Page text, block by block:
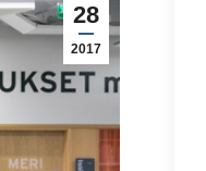
28
2017